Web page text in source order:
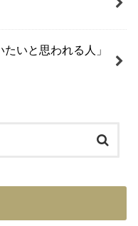
いと思われる人」